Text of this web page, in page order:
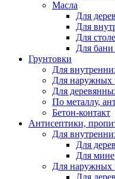
Масла
Для
Для
Для
Для
Грунтовки
Для
Для наружных
Для
По металлу,
Бетон-контакт
Антисептики,
Для
Для
Для
Для наружных